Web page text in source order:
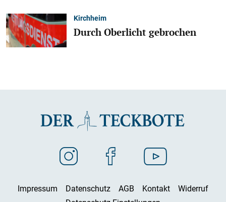
Kirchheim
Durch Oberlicht gebrochen
Impressum Datenschutz AGB Kontakt
Widerruf